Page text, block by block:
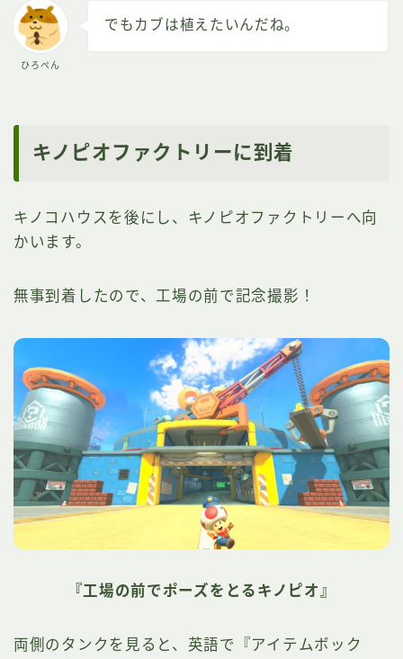
ひろぺん
でもカブは植えたいんだね。
キノピオファクトリーに到着
キノコハウスを後にし、キノピオファクトリーへ向
かいます。
無事到着したので、工場の前で記念撮影！
『工場の前でポーズをとるキノピオ』
両側のタンクを見ると、英語で『アイテムボック